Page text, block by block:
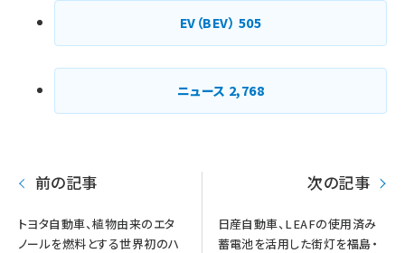
EV（BEV） 505
ニュース 2,768
前の記事
トヨタ自動車、植物由来のエタ
ノールを燃料とする世界初のハ
次の記事
日産自動車、LEAFの使用済み
蓄電池を活用した街灯を福島・